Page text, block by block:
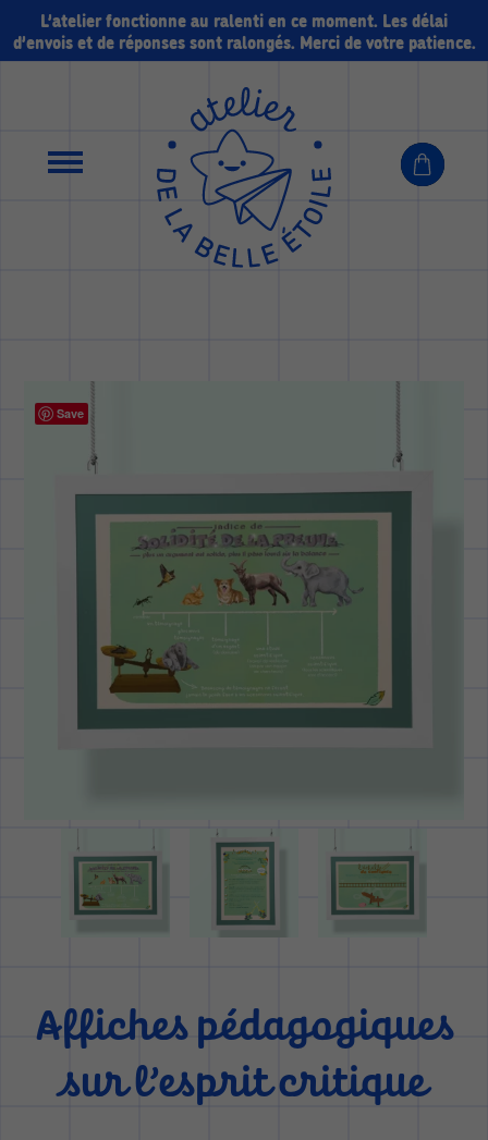
L’atelier fonctionne au ralenti en ce moment. Les délai
d’envois et de réponses sont ralongés. Merci de votre patience.
Save
Affiches pédagogiques
sur l’esprit critique